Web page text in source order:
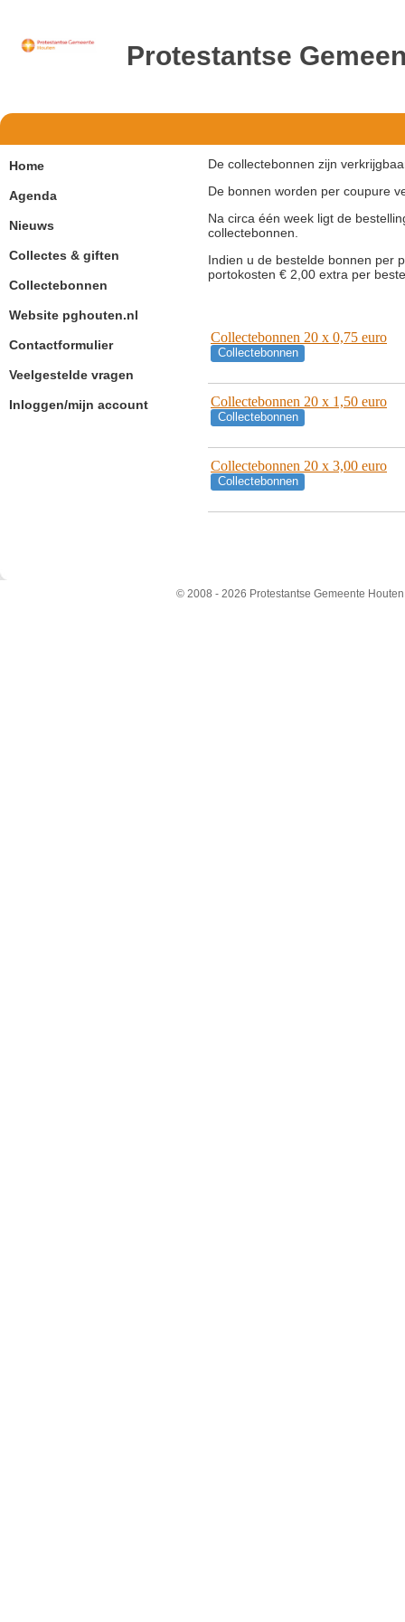
Protestantse
De collectebonnen zijn
De bonnen worden per coupure
Na circa één week ligt de
collectebonnen.
Indien u de bestelde bonnen per
portokosten € 2,00 extra per
Collectebonnen 20 x 0,75 euro
Collectebonnen
Collectebonnen 20 x 1,50 euro
Collectebonnen
Collectebonnen 20 x 3,00 euro
Collectebonnen
Home
Agenda
Nieuws
Collectes & giften
Collectebonnen
Website pghouten.nl
Contactformulier
Veelgestelde vragen
Inloggen/mijn account
© 2008 - 2026 Protestantse Gemeente